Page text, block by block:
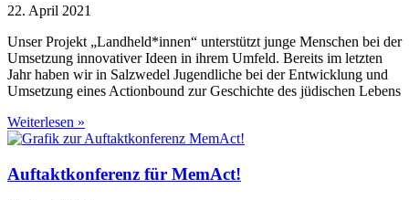
22. April 2021
Unser Projekt „Landheld*innen“ unterstützt junge Menschen bei der
Umsetzung innovativer Ideen in ihrem Umfeld. Bereits im letzten
Jahr haben wir in Salzwedel Jugendliche bei der Entwicklung und
Umsetzung eines Actionbound zur Geschichte des jüdischen Lebens
Weiterlesen »
Auftaktkonferenz für MemAct!